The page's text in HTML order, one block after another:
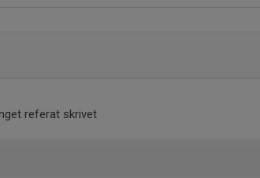
referat skrivet